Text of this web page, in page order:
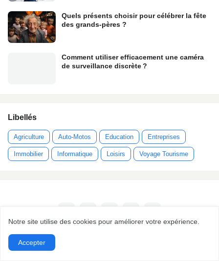
Quels présents choisir pour célébrer la fête
des grands-pères ?
Comment utiliser efficacement une caméra
de surveillance discrète ?
Libellés
Agriculture Auto-Motos Education Entreprises
Immobilier Informatique Loisirs Voyage Tourisme
Notre site utilise des cookies pour améliorer votre expérience.
Accepter